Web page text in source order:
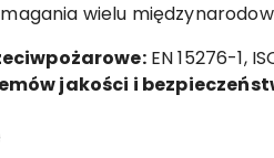
wielu
EN 15276-1,
jakości i